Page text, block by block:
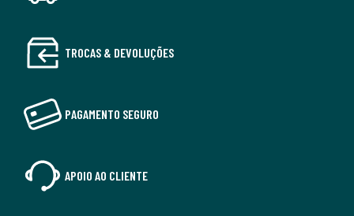
TROCAS & DEVOLUÇÕES
PAGAMENTO SEGURO
APOIO AO CLIENTE